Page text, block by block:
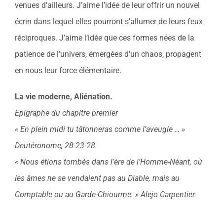
venues d’ailleurs. J’aime l’idée de leur offrir un nouvel
écrin dans lequel elles pourront s’allumer de leurs feux
réciproques. J’aime l’idée que ces formes nées de la
patience de l’univers, émergées d’un chaos, propagent
en nous leur force élémentaire.
La vie moderne, Aliénation.
Epigraphe du chapitre premier
« En plein midi tu tâtonneras comme l’aveugle … »
Deutéronome, 28-23-28.
« Nous étions tombés dans l’ère de l’Homme-Néant, où
les âmes ne se vendaient pas au Diable, mais au
Comptable ou au Garde-Chiourme. » Alejo Carpentier.